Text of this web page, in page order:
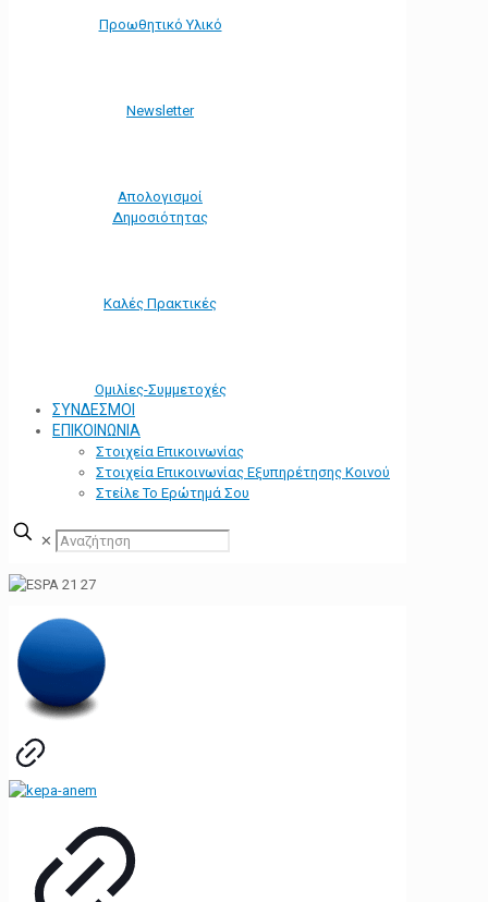
Προωθητικό Υλικό
Νewsletter
Απολογισμοί
Δημοσιότητας
Καλές Πρακτικές
Ομιλίες-Συμμετοχές
ΣΥΝΔΕΣΜΟΙ
ΕΠΙΚΟΙΝΩΝΙΑ
Στοιχεία Επικοινωνίας
Στοιχεία Επικοινωνίας Εξυπηρέτησης Κοινού
Στείλε Το Ερώτημά Σου
✕